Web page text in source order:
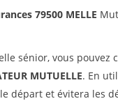
79500 MELLE
sénior, vous
MUTUELLE. En
départ et évitera les